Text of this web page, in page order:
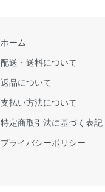
ホーム
配送・送料について
返品について
支払い方法について
特定商取引法に基づく表記
プライバシーポリシー